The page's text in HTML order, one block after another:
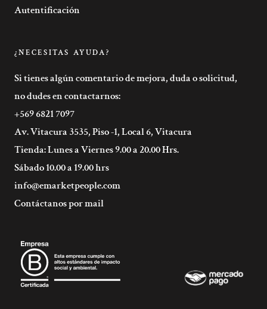
Autentificación
¿NECESITAS AYUDA?
Si tienes algún comentario de mejora, duda o solicitud,
no dudes en contactarnos:
+569 6821 7097
Av. Vitacura 3535, Piso -1, Local 6, Vitacura
Tienda: Lunes a Viernes 9.00 a 20.00 Hrs.
Sábado 10.00 a 19.00 hrs
info@emarketpeople.com
Contáctanos por mail